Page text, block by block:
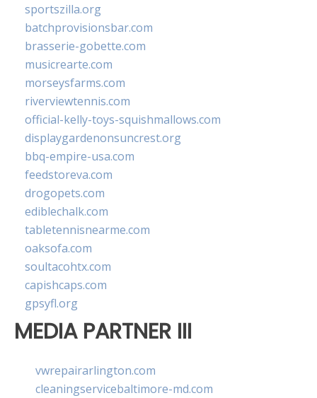
sportszilla.org
batchprovisionsbar.com
brasserie-gobette.com
musicrearte.com
morseysfarms.com
riverviewtennis.com
official-kelly-toys-squishmallows.com
displaygardenonsuncrest.org
bbq-empire-usa.com
feedstoreva.com
drogopets.com
ediblechalk.com
tabletennisnearme.com
oaksofa.com
soultacohtx.com
capishcaps.com
gpsyfl.org
MEDIA PARTNER III
vwrepairarlington.com
cleaningservicebaltimore-md.com